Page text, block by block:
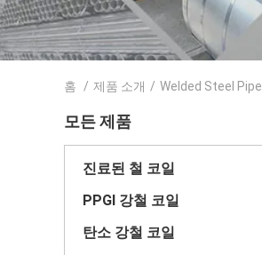
홈 / 제품 소개 / Welded Steel Pipe
모든 제품
진료된 철 코일
PPGI 강철 코일
탄소 강철 코일